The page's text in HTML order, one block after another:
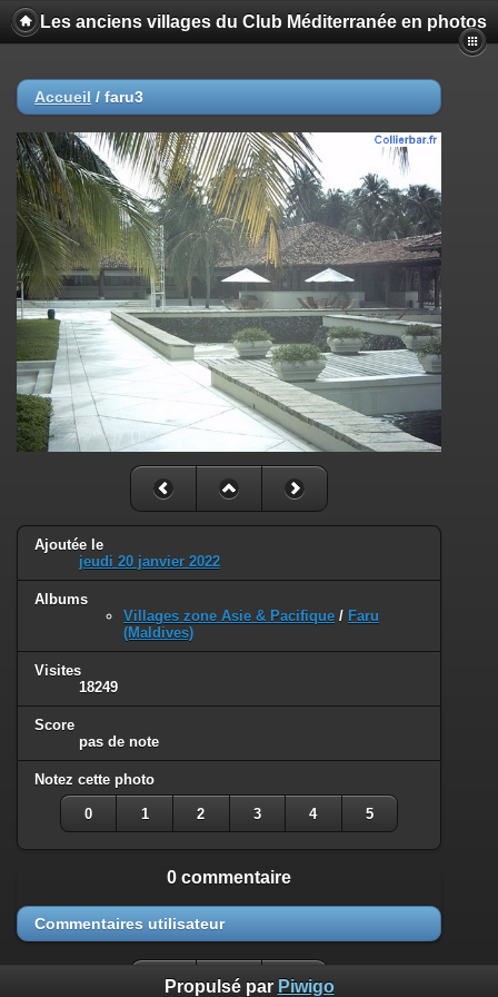
Les anciens villages du Club Méditerranée en photos
Accueil / faru3
Ajoutée le
jeudi 20 janvier 2022
Albums
Villages zone Asie & Pacifique / Faru
(Maldives)
Visites
18249
Score
pas de note
Notez cette photo
0 1 2 3 4 5
0 commentaire
Commentaires utilisateur
Propulsé par Piwigo